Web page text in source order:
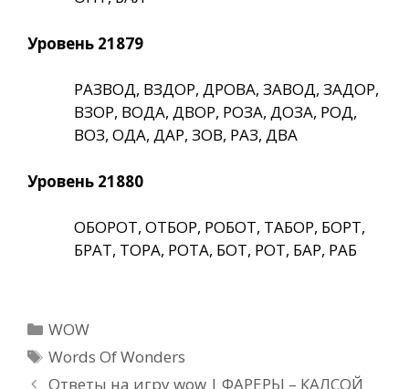
Уровень 21879
РАЗВОД, ВЗДОР, ДРОВА, ЗАВОД, ЗАДОР,
ВЗОР, ВОДА, ДВОР, РОЗА, ДОЗА, РОД,
ВОЗ, ОДА, ДАР, ЗОВ, РАЗ, ДВА
Уровень 21880
ОБОРОТ, ОТБОР, РОБОТ, ТАБОР, БОРТ,
БРАТ, ТОРА, РОТА, БОТ, РОТ, БАР, РАБ
Рубрики
WOW
Метки
Words Of Wonders
Ответы на игру wow | ФАРЕРЫ – КАЛСОЙ